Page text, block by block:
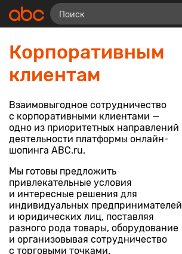
Корпоративным
клиентам
Взаимовыгодное сотрудничество
с корпоративными клиентами —
одно из приоритетных направлений
деятельности платформы онлайн-
шопинга ABC.ru.
Мы готовы предложить
привлекательные условия
и интересные решения для
индивидуальных предпринимателей
и юридических лиц, поставляя
разного рода товары, оборудование
и организовывая сотрудничество
с торговыми точками.